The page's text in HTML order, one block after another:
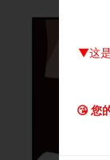
▼这
😘 您